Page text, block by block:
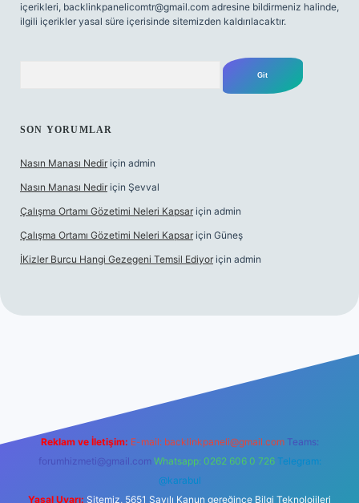
içerikleri, backlinkpanelicomtr@gmail.com adresine bildirmeniz halinde,
ilgili içerikler yasal süre içerisinde sitemizden kaldırılacaktır.
SON YORUMLAR
Nasın Manası Nedir için admin
Nasın Manası Nedir için Şevval
Çalışma Ortamı Gözetimi Neleri Kapsar için admin
Çalışma Ortamı Gözetimi Neleri Kapsar için Güneş
İKizler Burcu Hangi Gezegeni Temsil Ediyor için admin
Reklam ve İletişim: E-mail: backlinkpaneli@gmail.com Teams:
forumhizmeti@gmail.com Whatsapp: 0262 606 0 726 Telegram:
@karabul
Yasal Uyarı: Sitemiz, 5651 Sayılı Kanun gereğince Bilgi Teknolojileri